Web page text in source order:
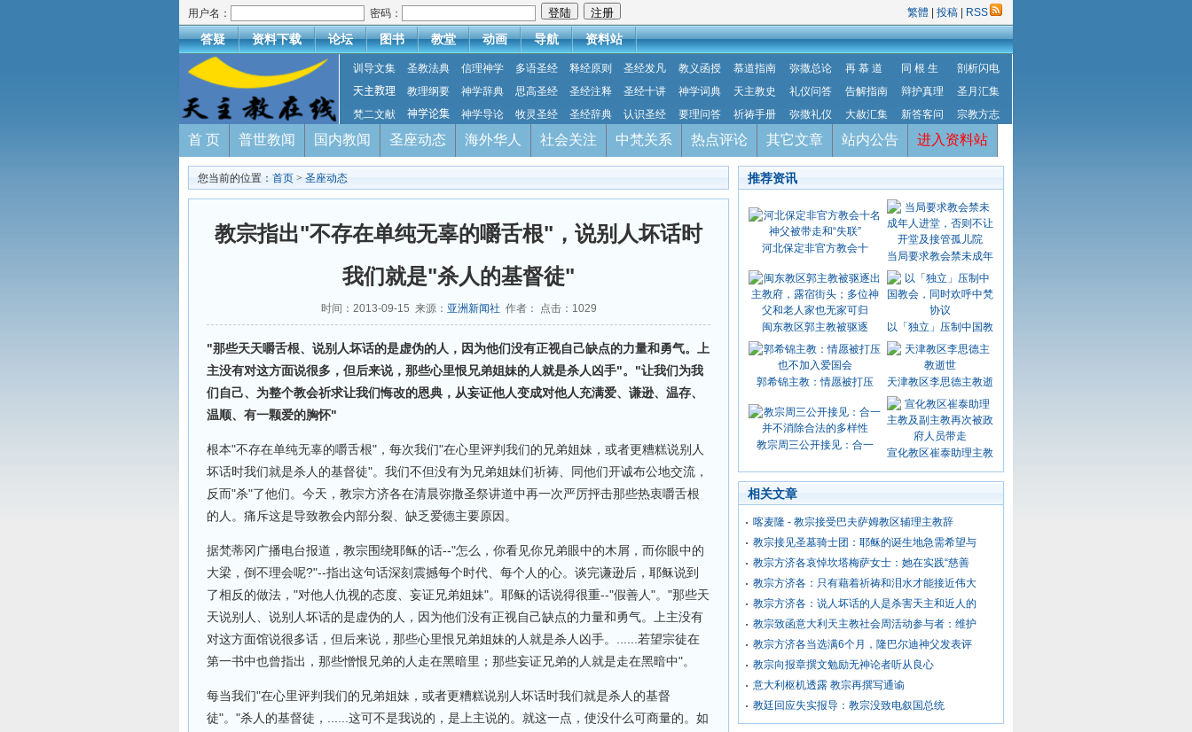
用户名： 密码： 繁體 投稿 RSS
答疑 资料下载 论坛 图书 教堂 动画 导航 资料站
训导文集 圣教法典 信理神学 多语圣经 释经原则 圣经发凡 教义函授 慕道指南 弥撒总论 再 慕 道 同 根 生
剖析闪电
天主教理
教理纲要 神学辞典 思高圣经 圣经注释 圣经十讲 神学词典 天主教史 礼仪问答 告解指南 辩护真理
圣月汇集
梵二文献
神学论集 神学导论 牧灵圣经 圣经辞典 认识圣经 要理问答 祈祷手册 弥撒礼仪 大赦汇集 新答客问 宗教方志
首 页 普世教闻 国内教闻 圣座动态 海外华人 社会关注 中梵关系 热点评论 其它文章 站内公告 进入资料站
您当前的位置： 首页 > 圣座动态
教宗指出"不存在单纯无辜的嚼舌根"，说别人坏话时
我们就是"杀人的基督徒"
时间：2013-09-15 来源： 亚洲新闻社 作者： 点击： 1029
"那些天天嚼舌根、说别人坏话的是虚伪的人，因为他们没有正视自己缺点的力量和勇气。上
主没有对这方面说很多，但后来说，那些心里恨兄弟姐妹的人就是杀人凶手"。"让我们为我
们自己、为整个教会祈求让我们悔改的恩典，从妄证他人变成对他人充满爱、谦逊、温存、
温顺、有一颗爱的胸怀"
根本"不存在单纯无辜的嚼舌根"，每次我们"在心里评判我们的兄弟姐妹，或者更糟糕说别人
坏话时我们就是杀人的基督徒"。我们不但没有为兄弟姐妹们祈祷、同他们开诚布公地交流，
反而"杀"了他们。今天，教宗方济各在清晨弥撒圣祭讲道中再一次严厉抨击那些热衷嚼舌根
的人。痛斥这是导致教会内部分裂、缺乏爱德主要原因。
据梵蒂冈广播电台报道，教宗围绕耶稣的话--"怎么，你看见你兄弟眼中的木屑，而你眼中的
大梁，倒不理会呢?"--指出这句话深刻震撼每个时代、每个人的心。谈完谦逊后，耶稣说到
了相反的做法，"对他人仇视的态度、妄证兄弟姐妹"。耶稣的话说得很重--"假善人"。"那些天
天说别人、说别人坏话的是虚伪的人，因为他们没有正视自己缺点的力量和勇气。上主没有
对这方面馆说很多话，但后来说，那些心里恨兄弟姐妹的人就是杀人凶手。......若望宗徒在
第一书中也曾指出，那些憎恨兄弟的人走在黑暗里；那些妄证兄弟的人就是走在黑暗中"。
每当我们"在心里评判我们的兄弟姐妹，或者更糟糕说别人坏话时我们就是杀人的基督
徒"。"杀人的基督徒，......这可不是我说的，是上主说的。就这一点，使没什么可商量的。如
推荐资讯
河北保定非官方教会十
当局要求教会禁未成年
闽东教区郭主教被驱逐 以「独立」压制中国教
郭希锦主教：情愿被打压 天津教区李思德主教逝
教宗周三公开接见：合一
宣化教区崔泰助理主教
相关文章
喀麦隆 - 教宗接受巴夫萨姆教区辅理主教辞
教宗接见圣墓骑士团：耶稣的诞生地急需希望与
教宗方济各哀悼坎塔梅萨女士：她在实践“慈善
教宗方济各：只有藉着祈祷和泪水才能接近伟大
教宗方济各：说人坏话的人是杀害天主和近人的
教宗致函意大利天主教社会周活动参与者：维护
教宗方济各当选满6个月，隆巴尔迪神父发表评
教宗向报章撰文勉励无神论者听从良心
意大利枢机透露 教宗再撰写通谕
教廷回应失实报导：教宗没致电叙国总统